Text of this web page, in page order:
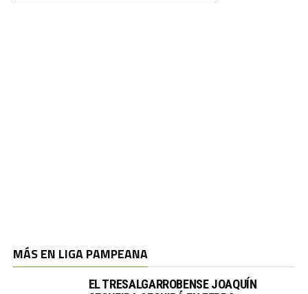
MÁS EN LIGA PAMPEANA
EL TRESALGARROBENSE JOAQUÍN